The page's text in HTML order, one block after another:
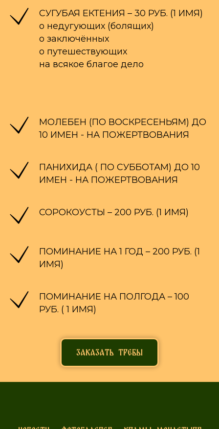
СУГУБАЯ ЕКТЕНИЯ – 30 РУБ. (1 ИМЯ)
о недугующих (болящих)
о заключённых
о путешествующих
на всякое благое дело
МОЛЕБЕН (ПО ВОСКРЕСЕНЬЯМ) ДО
10 ИМЕН - НА ПОЖЕРТВОВАНИЯ
ПАНИХИДА ( ПО СУББОТАМ) ДО 10
ИМЕН - НА ПОЖЕРТВОВАНИЯ
СОРОКОУСТЫ – 200 РУБ. (1 ИМЯ)
ПОМИНАНИЕ НА 1 ГОД – 200 РУБ. (1
ИМЯ)
ПОМИНАНИЕ НА ПОЛГОДА – 100
РУБ. ( 1 ИМЯ)
Заказать требы